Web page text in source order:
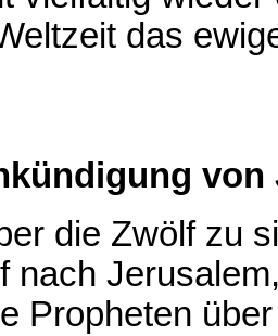
das
die Zwölf zu
nach
Propheten